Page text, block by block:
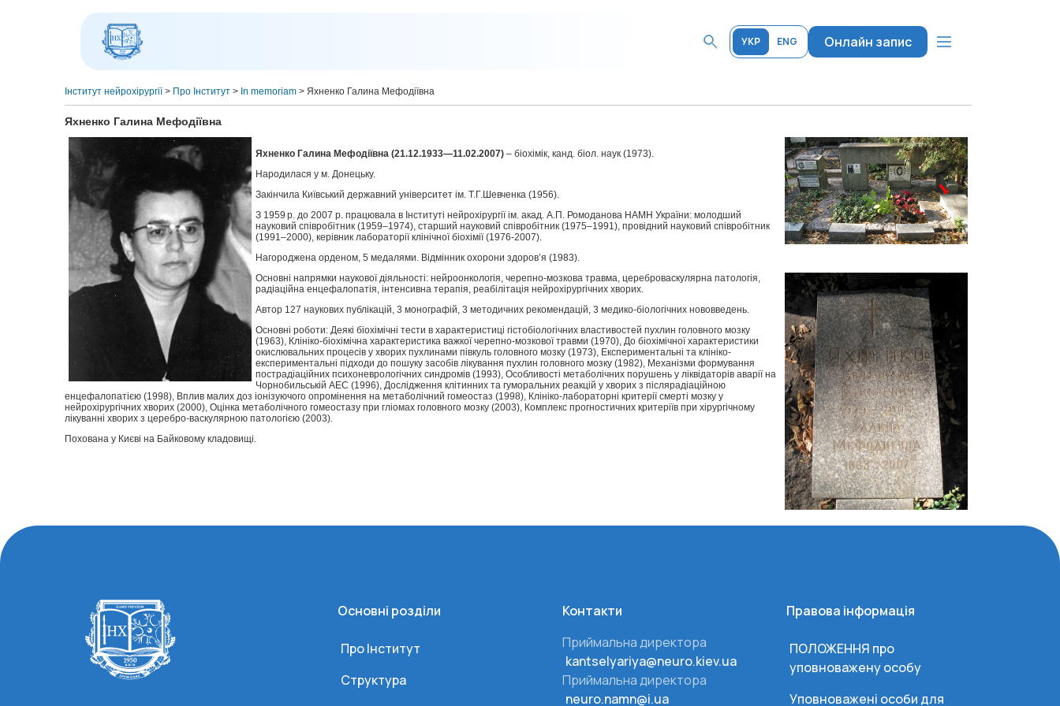
УКР ENG Онлайн запис
Інститут нейрохірургії> Про Інститут > In memoriam > Яхненко Галина Мефодіївна
Яхненко Галина Мефодіївна
Яхненко Галина Мефодіївна (21.12.1933—11.02.2007) – біохімік, канд. біол. наук (1973).
Народилася у м. Донецьку.
Закінчила Київський державний університет ім. Т.Г.Шевченка (1956).
З 1959 р. до 2007 р. працювала в Інституті нейрохірургії ім. акад. А.П. Ромоданова НАМН України: молодший
науковий співробітник (1959–1974), старший науковий співробітник (1975–1991), провідний науковий співробітник
(1991–2000), керівник лабораторії клінічної біохімії (1976-2007).
Нагороджена орденом, 5 медалями. Відмінник охорони здоров’я (1983).
Основні напрямки наукової діяльності: нейроонкологія, черепно-мозкова травма, цереброваскулярна патологія,
радіаційна енцефалопатія, інтенсивна терапія, реабілітація нейрохірургічних хворих.
Автор 127 наукових публікацій, 3 монографій, 3 методичних рекомендацій, 3 медико-біологічних нововведень.
Основні роботи: Деякі біохімічні тести в характеристиці гістобіологічних властивостей пухлин головного мозку
(1963), Клініко-біохімічна характеристика важкої черепно-мозкової травми (1970), До біохімічної характеристики
окислювальних процесів у хворих пухлинами півкуль головного мозку (1973), Експериментальні та клініко-
експериментальні підходи до пошуку засобів лікування пухлин головного мозку (1982), Механізми формування
пострадіаційних психоневрологічних синдромів (1993), Особливості метаболічних порушень у ліквідаторів аварії на
Чорнобильській АЕС (1996), Дослідження клітинних та гуморальних реакцій у хворих з післярадіаційною
енцефалопатією (1998), Вплив малих доз іонізуючого опромінення на метаболічний гомеостаз (1998), Клініко-лабораторні критерії смерті мозку у
нейрохірургічних хворих (2000), Оцінка метаболічного гомеостазу при гліомах головного мозку (2003), Комплекс прогностичних критеріїв при хірургічному
лікуванні хворих з церебро-васкулярною патологією (2003).
Похована у Києві на Байковому кладовищі.
Основні розділи
Про Інститут
Структура
Контакти
Приймальна директора
kantselyariya@neuro.kiev.ua
Приймальна директора
neuro.namn@i.ua
Правова інформація
ПОЛОЖЕННЯ про
уповноважену особу
Уповноважені особи для